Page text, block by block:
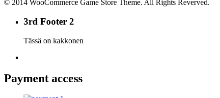
© 2014 WooCommerce Game Store Theme. All Rights Reverved.
3rd Footer 2
Tässä on kakkonen
Payment access